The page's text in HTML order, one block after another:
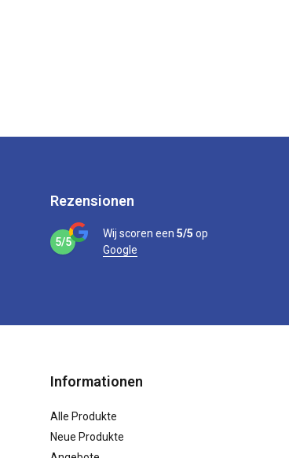
Rezensionen
5/5
Wij scoren een 5/5 op
Google
Informationen
Alle Produkte
Neue Produkte